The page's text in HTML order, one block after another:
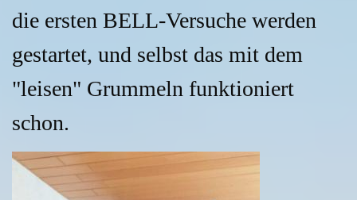
die ersten BELL-Versuche werden
gestartet, und selbst das mit dem
"leisen" Grummeln funktioniert
schon.